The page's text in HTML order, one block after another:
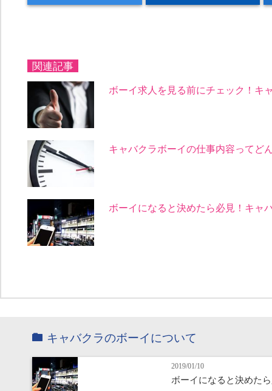
関連記事
ボーイ求人を見る前にチェック！キ
キャバクラボーイの仕事内容ってど
ボーイになると決めたら必見！キャ
キャバクラのボーイについて
2019/01/10
ボーイになると決めた